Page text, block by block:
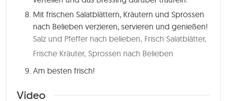
Mit frischen Salatblättern, Kräutern und Sprossen
nach Belieben verzieren, servieren und genießen!
Salz und Pfeffer nach belieben, Frisch Salatblätter,
Frische Kräuter, Sprossen nach Belieben
Am besten frisch!
Video